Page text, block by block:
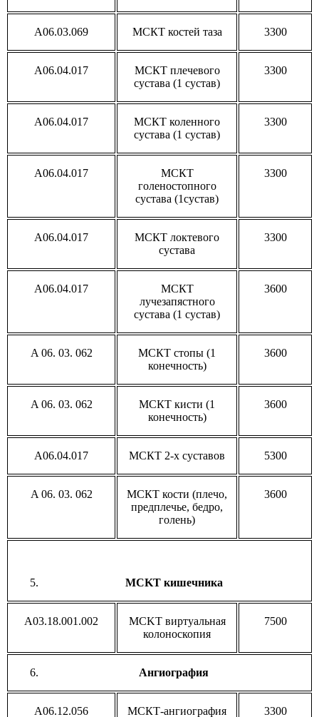
A06.03.069 МСКТ костей таза 3300
A06.04.017
МСКТ плечевого
сустава (1 сустав)
3300
A06.04.017
МСКТ коленного
сустава (1 сустав)
3300
A06.04.017
МСКТ
голеностопного
сустава (1сустав)
3300
A06.04.017
МСКТ локтевого
сустава
3300
A06.04.017
МСКТ
лучезапястного
сустава (1 сустав)
3600
A 06. 03. 062
МСКТ стопы (1
конечность)
3600
A 06. 03. 062
МСКТ кисти (1
конечность)
3600
A06.04.017 МСКТ 2-х суставов 5300
A 06. 03. 062
МСКТ кости (плечо,
предплечье, бедро,
голень)
3600
MCKT кишечника
A03.18.001.002
MCKT виртуальная
колоноскопия
7500
Ангиография
A06.12.056 МСКТ-ангиография 3300